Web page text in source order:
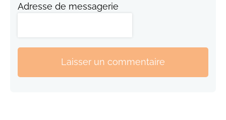
Adresse de messagerie
Laisser un commentaire